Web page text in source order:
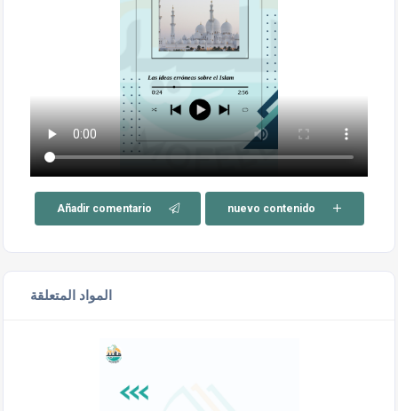
Añadir comentario nuevo contenido
المواد المتعلقة